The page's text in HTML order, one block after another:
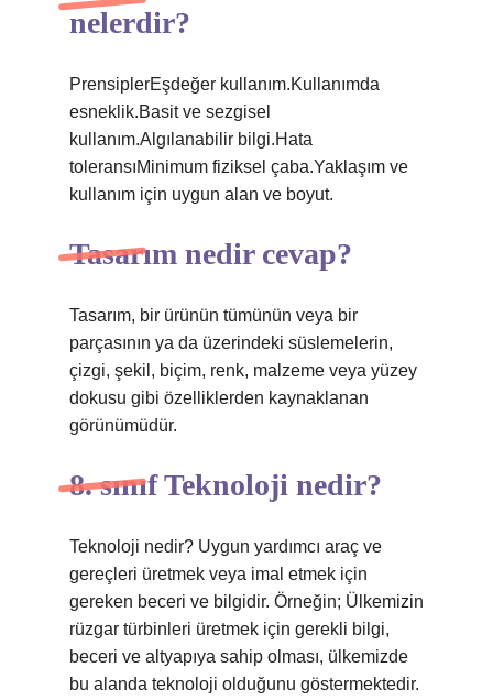
nelerdir?
PrensiplerEşdeğer kullanım.Kullanımda
esneklik.Basit ve sezgisel
kullanım.Algılanabilir bilgi.Hata
toleransıMinimum fiziksel çaba.Yaklaşım ve
kullanım için uygun alan ve boyut.
Tasarım nedir cevap?
Tasarım, bir ürünün tümünün veya bir
parçasının ya da üzerindeki süslemelerin,
çizgi, şekil, biçim, renk, malzeme veya yüzey
dokusu gibi özelliklerden kaynaklanan
görünümüdür.
8. sınıf Teknoloji nedir?
Teknoloji nedir? Uygun yardımcı araç ve
gereçleri üretmek veya imal etmek için
gereken beceri ve bilgidir. Örneğin; Ülkemizin
rüzgar türbinleri üretmek için gerekli bilgi,
beceri ve altyapıya sahip olması, ülkemizde
bu alanda teknoloji olduğunu göstermektedir.